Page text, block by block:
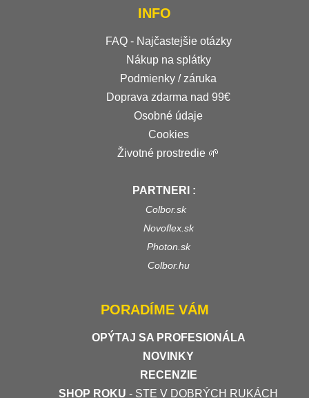
INFO
FAQ - Najčastejšie otázky
Nákup na splátky
Podmienky / záruka
Doprava zdarma nad 99€
Osobné údaje
Cookies
Životné prostredie 🌱
PARTNERI :
Colbor.sk
Novoflex.sk
Photon.sk
Colbor.hu
PORADÍME VÁM
OPÝTAJ SA PROFESIONÁLA
NOVINKY
RECENZIE
SHOP ROKU - STE V DOBRÝCH RUKÁCH